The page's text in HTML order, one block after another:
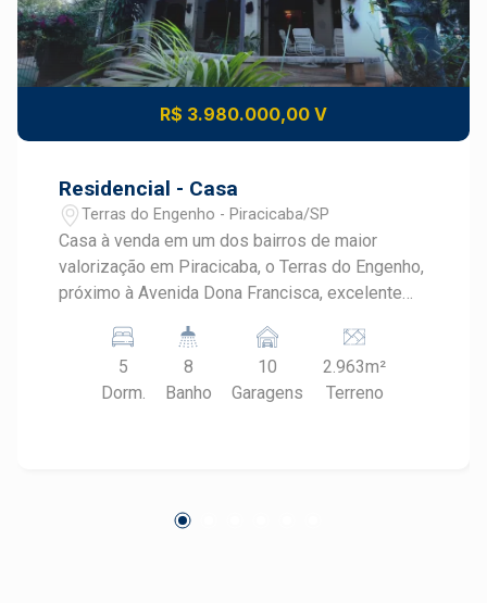
R$ 3.980.000,00 V
Residencial - Casa
Terras do Engenho - Piracicaba/SP
Casa à venda em um dos bairros de maior
valorização em Piracicaba, o Terras do Engenho,
próximo à Avenida Dona Francisca, excelente
serviços. Fique próximo ao Engenho da Bola,
Academia Corpo Livre, Temaki SAN, entre
outros. - 960m² de área útil; - Salão de jogos; -
armários e ar condicionado, além de ser a
5
Dorm.
8
Banho
10
Garagens
2.963m²
Terreno